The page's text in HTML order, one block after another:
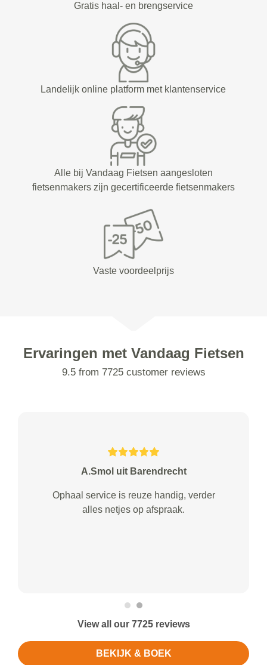
Gratis haal- en brengservice
Landelijk online platform met klantenservice
Alle bij Vandaag Fietsen aangesloten
fietsenmakers zijn gecertificeerde fietsenmakers
Vaste voordeelprijs
Ervaringen met Vandaag Fietsen
9.5 from 7725 customer reviews
A.Smol uit Barendrecht
Ophaal service is reuze handig, verder
alles netjes op afspraak.
View all our 7725 reviews
BEKIJK & BOEK